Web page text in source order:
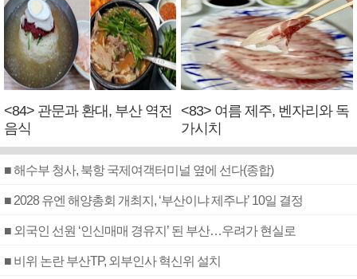
<84> 관문과 환대, 부산 역전
음식
<83> 여름 제주, 벤자리와 독
가시치
■ 해수부 청사, 북항 국제여객터미널 옆에 선다(종합)
■ 2028 유엔 해양총회 개최지, ‘부산이냐 제주냐’ 10일 결정
■ 외국인 선원 ‘인신매매 경유지’ 된 부산…우려가 현실로
■ 비위 논란 부산TP, 외부인사 혁신위 설치